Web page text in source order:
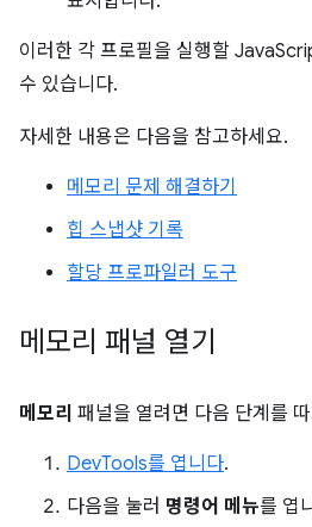
이러한 각 프로필을 실행할
수 있습니다.
자세한 내용은 다음을 참고하세요.
메모리 문제 해결하기
힙 스냅샷 기록
할당 프로파일러 도구
메모리 패널 열기
메모리 패널을 열려면 다음 단계를
DevTools를 엽니다.
다음을 눌러 명령어 메뉴를 엽